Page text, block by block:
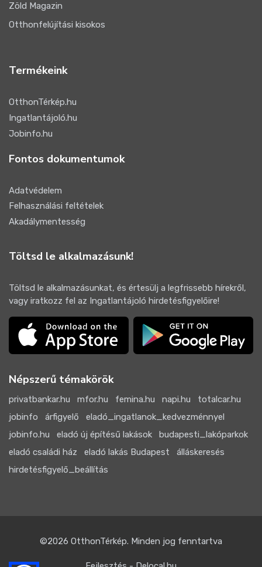
Zöld Magazin
Otthonfelújítási kisokos
Termékeink
OtthonTérkép.hu
Ingatlantájoló.hu
Jobinfo.hu
Fontos dokumentumok
Adatvédelem
Felhasználási feltételek
Akadálymentesség
Töltsd le alkalmazásunk!
Töltsd le alkalmazásunkat, és értesülj a legfrissebb hírekről,
vagy iratkozz fel az Ingatlantájoló hirdetésfigyelőire!
Népszerű témakörök
privatbankar.hu mfor.hu femina.hu napi.hu
totalcar.hu
jobinfo
árfigyelő
eladó_ingatlanok_kedvezménnyel
jobinfo.hu
eladó új építésű lakások
budapesti_lakóparkok
eladó családi ház
eladó lakás Budapest
álláskeresés
hirdetésfigyelő_beállítás
©2026 OtthonTérkép. Minden jog fenntartva